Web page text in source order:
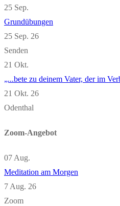
25 Sep.
Grundübungen
25 Sep. 26
Senden
21 Okt.
„...bete zu deinem Vater, der im
21 Okt. 26
Odenthal
Zoom-Angebot
07 Aug.
Meditation am Morgen
7 Aug. 26
Zoom